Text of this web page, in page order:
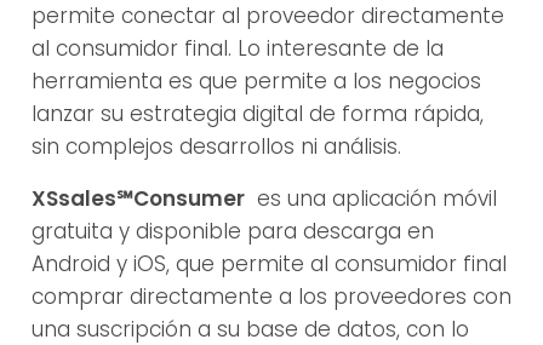
permite conectar al proveedor directamente
al consumidor final. Lo interesante de la
herramienta es que permite a los negocios
lanzar su estrategia digital de forma rápida,
sin complejos desarrollos ni análisis.
XSsales℠Consumeres una aplicación móvil
gratuita y disponible para descarga en
Android y iOS, que permite al consumidor final
comprar directamente a los proveedores con
una suscripción a su base de datos, con lo